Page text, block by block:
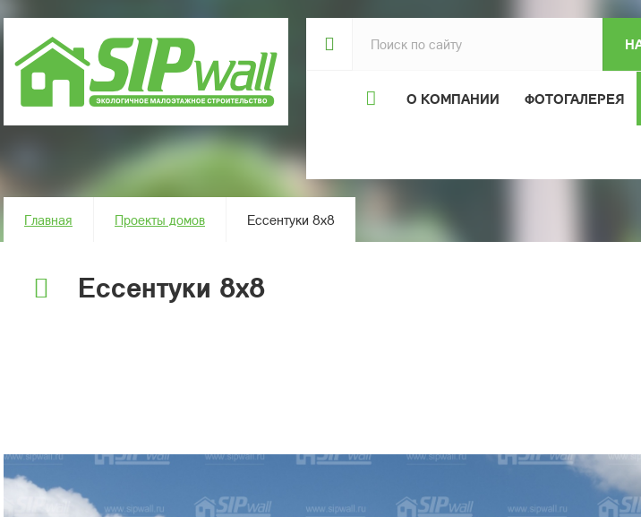
О КОМПАНИИ ФОТОГАЛЕРЕЯ
Главная Проекты домов Ессентуки 8х8
Ессентуки 8х8